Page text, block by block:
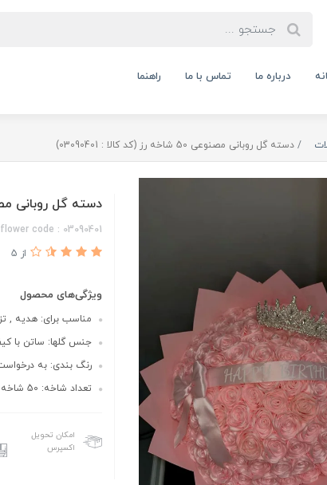
درباره ما تماس با ما راهنما
دسته گل روبانی مصنوعی 50 شاخه رز (کد کالا : 03090401)
دسته گل روبانی مصنوعی 50 شاخه رز (کد
code : 03090401
از 5
ویژگی‌های محصول
مناسب برای: هدیه ,
جنس گلها: ساتن با
رنگ بندی: به
تعداد شاخه: 50 شاخه و قابل تغییر میباشد
امکان تحویل
اکسپرس